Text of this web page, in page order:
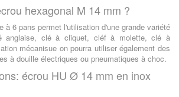
hexagonal M 14 mm ?
à 6 pans permet l'utilisation d'une grande variété
anglaise, clé à cliquet, cléf à molette, clé à
mécanisue on pourra utiliser également des
à douille électriques ou pneumatiques à choc.
écrou HU Ø 14 mm en inox